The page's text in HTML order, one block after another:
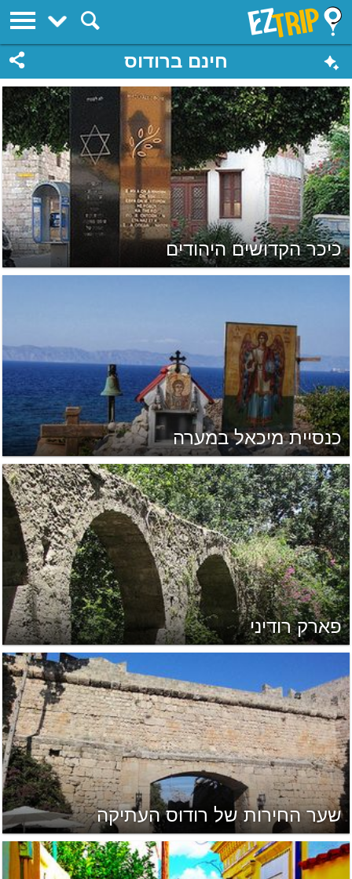
EZTrip
חינם ברודוס
כיכר הקדושים היהודים
כנסיית מיכאל במערה
פארק רודיני
שער החירות של רודוס העתיקה